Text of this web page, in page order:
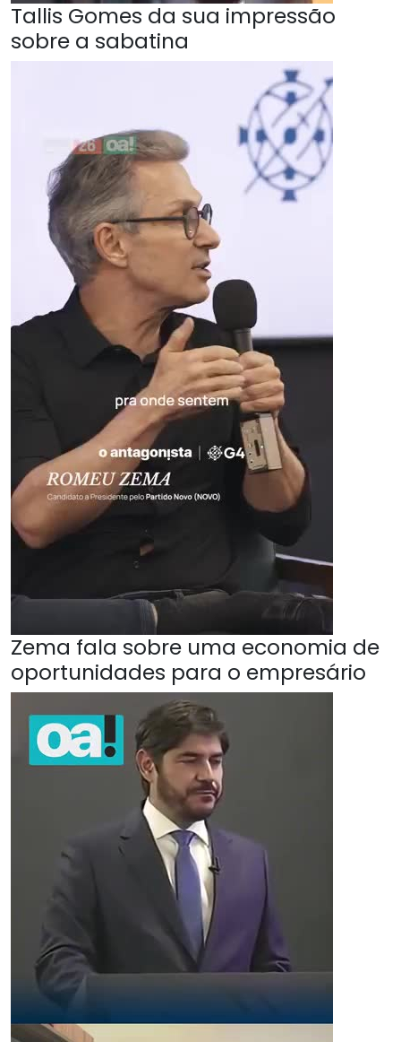
Tallis Gomes da sua impressão
sobre a sabatina
Zema fala sobre uma economia de
oportunidades para o empresário